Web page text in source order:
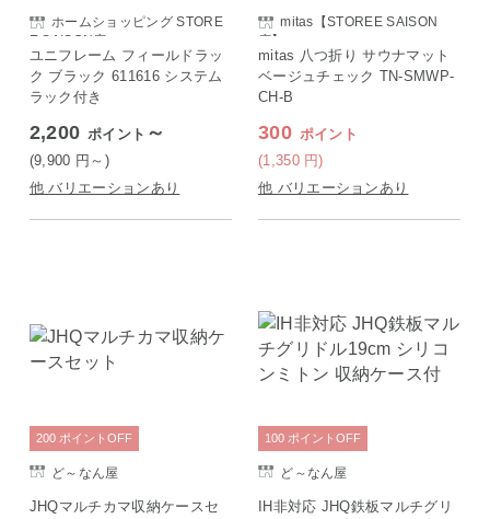
ホームショッピング STORE
E SAISON店
ユニフレーム フィールドラッ
ク ブラック 611616 システム
ラック付き
2,200 ポイント ～
(9,900 円 ～)
他 バリエーションあり
mitas【STOREE SAISON
店】
mitas 八つ折り サウナマット
ベージュチェック TN-SMWP-
CH-B
300 ポイント
(1,350 円)
他 バリエーションあり
ど～なん屋
JHQマルチカマ収納ケースセ
200 ポイント OFF
ど～なん屋
IH非対応 JHQ鉄板マルチグリ
100 ポイント OFF